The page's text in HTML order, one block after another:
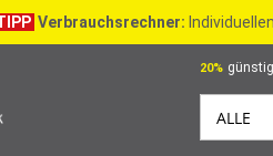
Verbrauchsrechner:
20%